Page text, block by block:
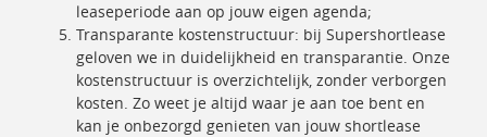
leaseperiode aan op jouw eigen agenda;
Transparante kostenstructuur: bij Supershortlease
geloven we in duidelijkheid en transparantie. Onze
kostenstructuur is overzichtelijk, zonder verborgen
kosten. Zo weet je altijd waar je aan toe bent en
kan je onbezorgd genieten van jouw shortlease